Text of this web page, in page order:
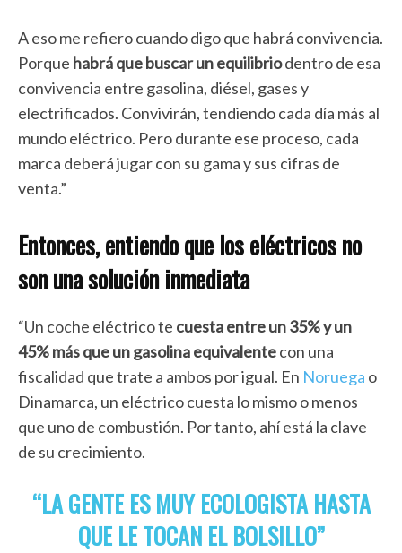
A eso me refiero cuando digo que habrá convivencia.
Porque habrá que buscar un equilibriodentro de esa
convivencia entre gasolina, diésel, gases y
electrificados. Convivirán, tendiendo cada día más al
mundo eléctrico. Pero durante ese proceso, cada
marca deberá jugar con su gama y sus cifras de
venta.”
Entonces, entiendo que los eléctricos no
son una solución inmediata
“Un coche eléctrico te cuesta entre un 35% y un
45% más que un gasolina equivalentecon una
fiscalidad que trate a ambos por igual. En Noruega o
Dinamarca, un eléctrico cuesta lo mismo o menos
que uno de combustión. Por tanto, ahí está la clave
de su crecimiento.
“LA GENTE ES MUY ECOLOGISTA HASTA
QUE LE TOCAN EL BOLSILLO”